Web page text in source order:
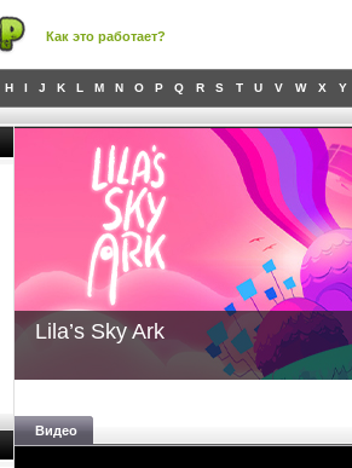
Как это работает?
H I J K L M N O P Q R S T U V W X Y
Lila’s Sky Ark
Видео